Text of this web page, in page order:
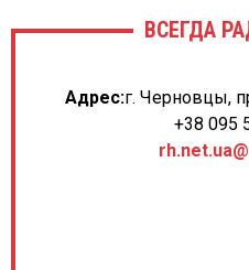
ВСЕГДА
Адрес:г. Черновцы,
+38 095